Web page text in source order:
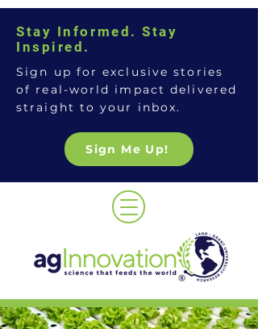
Stay Informed. Stay
Inspired.
Sign up for exclusive stories
of real-world impact delivered
straight to your inbox.
Sign Me Up!